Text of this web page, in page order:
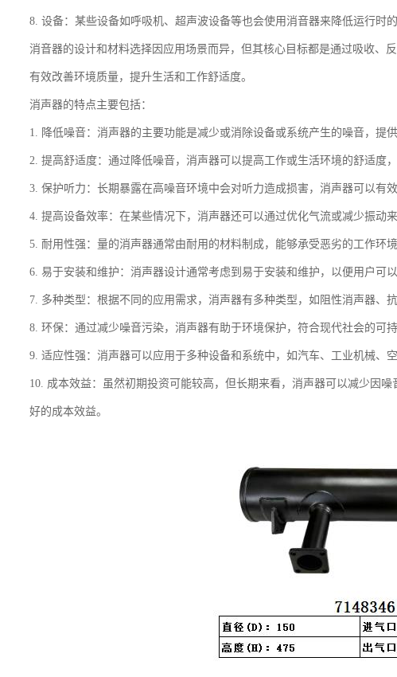
8. 设备：某些设备如呼吸机、超声波设备等也会使用消音器来降低运行时
消音器的设计和材料选择因应用场景而异，但其核心目标都是通过吸收、
有效改善环境质量，提升生活和工作舒适度。
消声器的特点主要包括：
1. 降低噪音：消声器的主要功能是减少或消除设备或系统产生的噪音，提
2. 提高舒适度：通过降低噪音，消声器可以提高工作或生活环境的舒适度
3. 保护听力：长期暴露在高噪音环境中会对听力造成损害，消声器可以有
4. 提高设备效率：在某些情况下，消声器还可以通过优化气流或减少振动
5. 耐用性强：量的消声器通常由耐用的材料制成，能够承受恶劣的工作环
6. 易于安装和维护：消声器设计通常考虑到易于安装和维护，以便用户可
7. 多种类型：根据不同的应用需求，消声器有多种类型，如阻性消声器、
8. 环保：通过减少噪音污染，消声器有助于环境保护，符合现代社会的可持
9. 适应性强：消声器可以应用于多种设备和系统中，如汽车、工业机械、
10. 成本效益：虽然初期投资可能较高，但长期来看，消声器可以减少因
好的成本效益。